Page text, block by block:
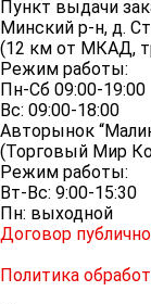
Пункт выдачи
Минский р-н, д.
(12 км от МКАД,
Режим работы:
Пн-Сб 09:00-19:00
Вс: 09:00-18:00
Авторынок
(Торговый Мир
Режим работы:
Вт-Вс: 9:00-15:30
Пн: выходной
Договор
Политика